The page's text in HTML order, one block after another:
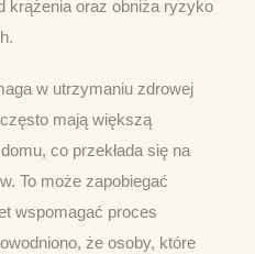
krążenia oraz obniża ryzyko
w utrzymaniu zdrowej
mają większą
co przekłada się na
To może zapobiegać
wspomagać proces
że osoby, które